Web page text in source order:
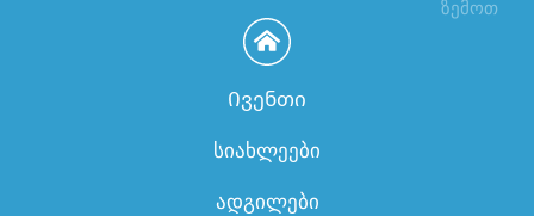
ზემოთ
Ივენთი
სიახლეები
ადგილები